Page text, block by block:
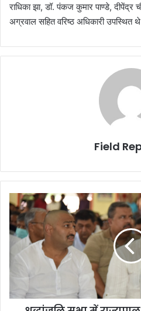
राधिका झा, डॉ. पंकज कुमार पाण्डे, दीपेंद्र
अग्रवाल सहित वरिष्ठ अधिकारी उपस्थित
Field
श्रद्धांजलि
सभा
में
राज्यपाल
ने
की